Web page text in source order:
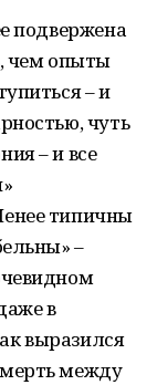
подвержена
чем опыты
– и
чуть
– и все
типичны
–
в
выразился
между